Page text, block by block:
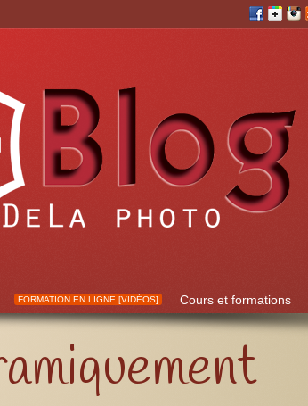
FORMATION EN LIGNE [VIDÉOS] Cours et formations